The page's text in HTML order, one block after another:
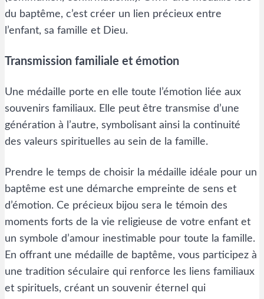
du baptême, c’est créer un lien précieux entre
l’enfant, sa famille et Dieu.
Transmission familiale et émotion
Une médaille porte en elle toute l’émotion liée aux
souvenirs familiaux. Elle peut être transmise d’une
génération à l’autre, symbolisant ainsi la continuité
des valeurs spirituelles au sein de la famille.
Prendre le temps de choisir la médaille idéale pour un
baptême est une démarche empreinte de sens et
d’émotion. Ce précieux bijou sera le témoin des
moments forts de la vie religieuse de votre enfant et
un symbole d’amour inestimable pour toute la famille.
En offrant une médaille de baptême, vous participez à
une tradition séculaire qui renforce les liens familiaux
et spirituels, créant un souvenir éternel qui